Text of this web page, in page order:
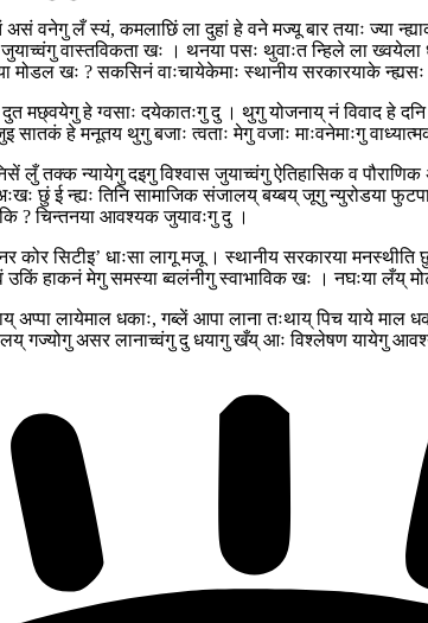
वनेगु लँ स्यं, कमलाछिं ला दुहां हे वने मज्यू बार तयाः ज्या
वास्तविकता खः । थनया पसः थुवाःत न्हिले ला ख्वयेला
मोडल खः ? सकसिनं वाःचायेकेमाः स्थानीय सरकारयाके
मछ्वयेगु हे ग्वसाः दयेकातःगु दु । थुगु योजनाय् नं विवाद हे
हे मनूतय थुगु बजाः त्वताः मेगु वजाः माःवनेमाःगु
लुँ तक्क न्यायेगु दइगु विश्वास जुयाच्वंगु ऐतिहासिक व
छुं ई न्ह्यः तिनि सामाजिक संजालय् बय्बय् जूगु न्युरोडया
कि ? चिन्तनया आवश्यक जुयावःगु दु ।
कोर सिटीइ’ धाःसा लागू मजू । स्थानीय सरकारया
हाकनं मेगु समस्या ब्वलंनीगु स्वाभाविक खः । नघःया लँय्
अप्पा लायेमाल धकाः, गब्लें आपा लाना तःथाय् पिच याये
गज्योगु असर लानाच्वंगु दु धयागु खँय् आः विश्लेषण